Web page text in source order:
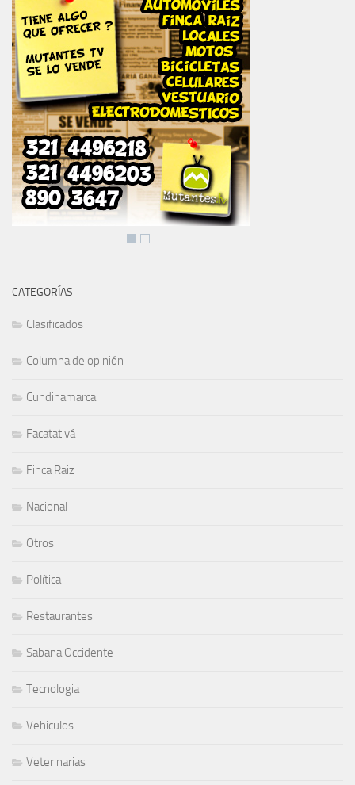
CATEGORÍAS
Clasificados
Columna de opinión
Cundinamarca
Facatativá
Finca Raiz
Nacional
Otros
Política
Restaurantes
Sabana Occidente
Tecnologia
Vehiculos
Veterinarias